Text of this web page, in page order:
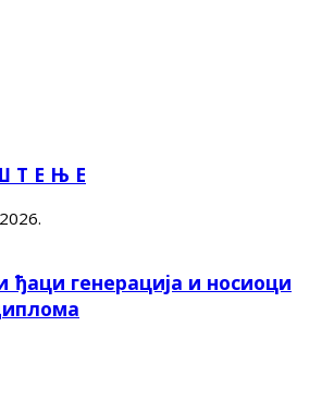
Т Е Њ Е
ђаци генерација и носиоци